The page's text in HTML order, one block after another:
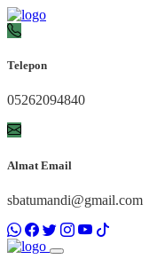
Telepon
05262094840
Almat Email
sbatumandi@gmail.com